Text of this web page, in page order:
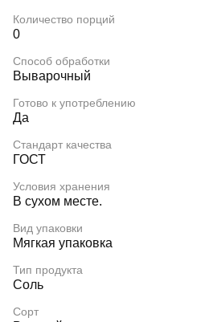
Количество порций
0
Способ обработки
Выварочный
Готово к употреблению
Да
Стандарт качества
ГОСТ
Условия хранения
В сухом месте.
Вид упаковки
Мягкая упаковка
Тип продукта
Соль
Сорт